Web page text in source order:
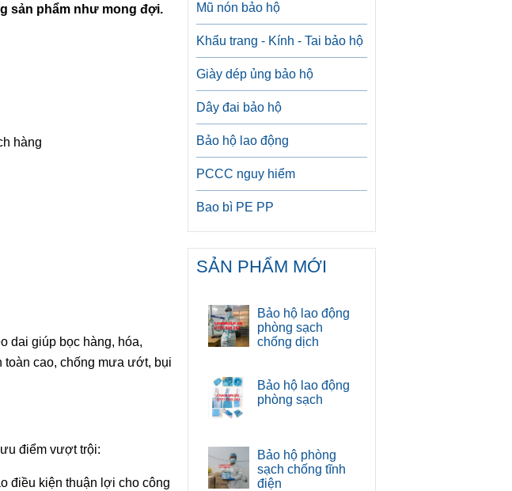
sản phẩm như mong đợi.
hàng
dai giúp bọc hàng, hóa,
cao, chống mưa ướt, bụi
điểm vượt trội:
điều kiện thuận lợi cho công
Mũ nón bảo hộ
Khẩu trang - Kính - Tai bảo hộ
Giày dép ủng bảo hộ
Dây đai bảo hộ
Bảo hộ lao động
PCCC nguy hiểm
Bao bì PE PP
SẢN PHẨM MỚI
Bảo hộ lao động
phòng sạch
chống dịch
Bảo hộ lao động
phòng sạch
Bảo hộ phòng
sạch chống tĩnh
điện